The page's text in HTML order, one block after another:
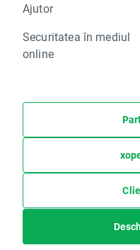
Ajutor
Securitatea în mediul
online